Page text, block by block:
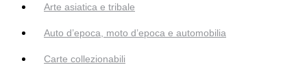
Arte asiatica e tribale
Auto d’epoca, moto d’epoca e automobilia
Carte collezionabili